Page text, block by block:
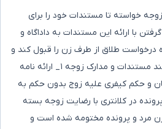
خواسته تا مستندات خود را برای
با ارائه این مستندات به داداگاه و
درخواست طلاق از طرف زن را قبول کند و
وقت جلسه رسیدگی تعیین کند مستندات و مدارک زوجه ۱_ ارائه نامه
و حکم کیفری علیه زوج بدون حکم به
در کلانتری با رضایت زوجه بسته
و پرونده مختومه شده است و